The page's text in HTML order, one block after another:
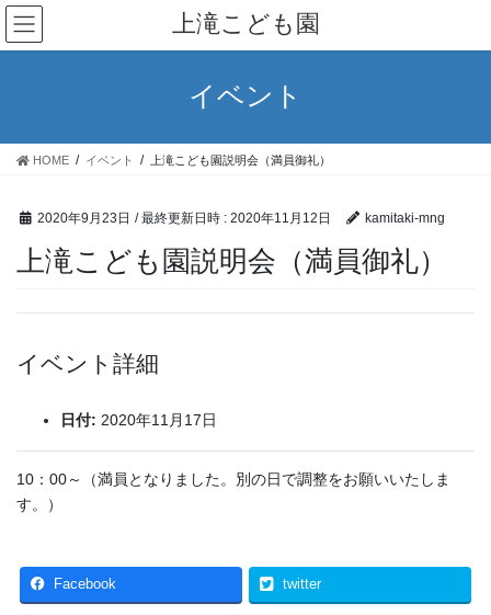
コ
ン
テ
ス
ナ
ビ
ゲ
ン
上滝こども園
イベント
HOME イベント 上滝こども園説明会（満員御礼）
2020年9月23日 / 最終更新日時 : 2020年11月12日 kamitaki-mng
上滝こども園説明会（満員御礼）
イベント詳細
日付: 2020年11月17日
10：00～（満員となりました。別の日で調整をお願いいたしま
す。）
Facebook twitter